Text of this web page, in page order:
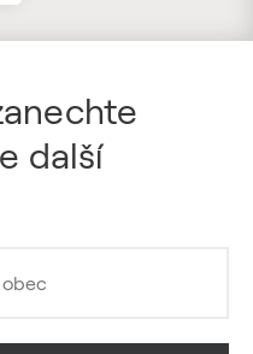
další